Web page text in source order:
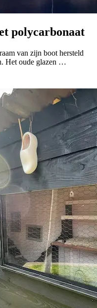
polycarbonaat
van zijn boot hersteld
Het oude glazen …